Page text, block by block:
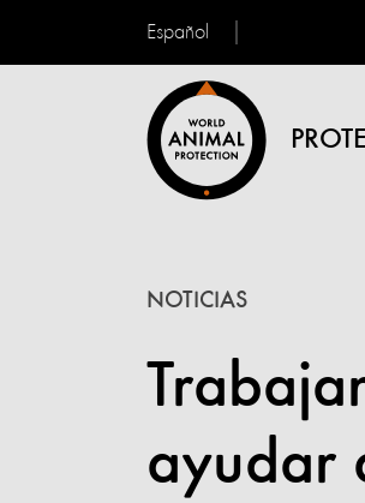
Español
ayudar
NOTICIAS